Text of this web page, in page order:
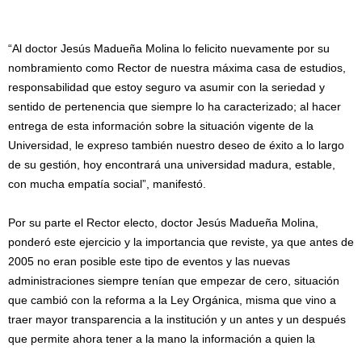
“Al doctor Jesús Madueña Molina lo felicito nuevamente por su
nombramiento como Rector de nuestra máxima casa de estudios,
responsabilidad que estoy seguro va asumir con la seriedad y
sentido de pertenencia que siempre lo ha caracterizado; al hacer
entrega de esta información sobre la situación vigente de la
Universidad, le expreso también nuestro deseo de éxito a lo largo
de su gestión, hoy encontrará una universidad madura, estable,
con mucha empatía social”, manifestó.
Por su parte el Rector electo, doctor Jesús Madueña Molina,
ponderó este ejercicio y la importancia que reviste, ya que antes de
2005 no eran posible este tipo de eventos y las nuevas
administraciones siempre tenían que empezar de cero, situación
que cambió con la reforma a la Ley Orgánica, misma que vino a
traer mayor transparencia a la institución y un antes y un después
que permite ahora tener a la mano la información a quien la